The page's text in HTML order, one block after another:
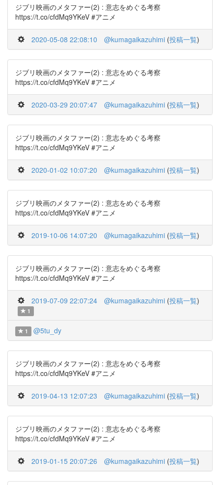
ジブリ映画のメタファー(2) : 意志をめぐる考察
https://t.co/cfdMq9YKeV #アニメ
2020-05-08 22:08:10 @kumagaikazuhimi (投稿一覧)
ジブリ映画のメタファー(2) : 意志をめぐる考察
https://t.co/cfdMq9YKeV #アニメ
2020-03-29 20:07:47 @kumagaikazuhimi (投稿一覧)
ジブリ映画のメタファー(2) : 意志をめぐる考察
https://t.co/cfdMq9YKeV #アニメ
2020-01-02 10:07:20 @kumagaikazuhimi (投稿一覧)
ジブリ映画のメタファー(2) : 意志をめぐる考察
https://t.co/cfdMq9YKeV #アニメ
2019-10-06 14:07:20 @kumagaikazuhimi (投稿一覧)
ジブリ映画のメタファー(2) : 意志をめぐる考察
https://t.co/cfdMq9YKeV #アニメ
2019-07-09 22:07:24 @kumagaikazuhimi (投稿一覧)
1
1 @5tu_dy
ジブリ映画のメタファー(2) : 意志をめぐる考察
https://t.co/cfdMq9YKeV #アニメ
2019-04-13 12:07:23 @kumagaikazuhimi (投稿一覧)
ジブリ映画のメタファー(2) : 意志をめぐる考察
https://t.co/cfdMq9YKeV #アニメ
2019-01-15 20:07:26 @kumagaikazuhimi (投稿一覧)